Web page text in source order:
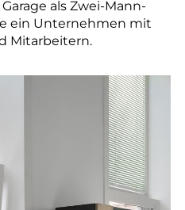
als Zwei-Mann-
ein Unternehmen mit
Mitarbeitern.